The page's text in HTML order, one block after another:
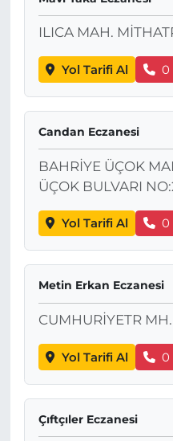
ILICA MAH.
Yol Tarifi Al 0
Candan Eczanesi
BAHRİYE ÜÇOK
ÜÇOK BULVARI
Yol Tarifi Al 0
Metin Erkan Eczanesi
CUMHURİYETR
Yol Tarifi Al 0
Çıftçıler Eczanesi